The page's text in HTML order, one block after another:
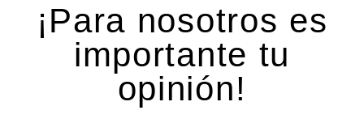
¡Para nosotros es
importante tu
opinión!